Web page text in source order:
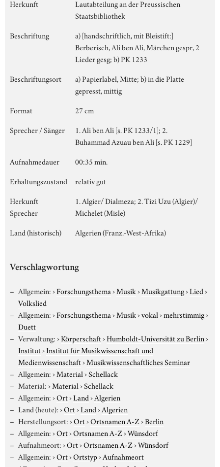
Herkunft
Lautabteilung an der Preussischen
Staatsbibliothek
Beschriftung
a) [handschriftlich, mit Bleistift:]
Berberisch, Ali ben Ali, Märchen gespr, 2
Lieder gesg; b) PK 1233
Beschriftungsort
a) Papierlabel, Mitte; b) in die Platte
gepresst, mittig
Format
27 cm
Sprecher / Sänger
1. Ali ben Ali [s. PK 1233/1]; 2.
Buhammad Azuau ben Ali [s. PK 1229]
Aufnahmedauer
00:35 min.
Erhaltungszustand
relativ gut
Herkunft
Sprecher
1. Algier/ Dialmeza; 2. Tizi Uzu (Algier)/
Michelet (Misle)
Land (historisch)
Algerien (Franz.-West-Afrika)
Verschlagwortung
Allgemein:›Forschungsthema›Musik›Musikgattung›Lied›
Volkslied
Allgemein:›Forschungsthema›Musik›vokal›mehrstimmig›
Duett
Verwaltung:›Körperschaft›Humboldt-Universität zu Berlin›
Institut›Institut für Musikwissenschaft und
Medienwissenschaft›Musikwissenschaftliches Seminar
Allgemein:›Material›Schellack
Material:›Material›Schellack
Allgemein:›Ort›Land›Algerien
Land (heute):›Ort›Land›Algerien
Herstellungsort:›Ort›Ortsnamen A-Z›Berlin
Allgemein:›Ort›Ortsnamen A-Z›Wünsdorf
Aufnahmeort:›Ort›Ortsnamen A-Z›Wünsdorf
Allgemein:›Ort›Ortstyp›Aufnahmeort